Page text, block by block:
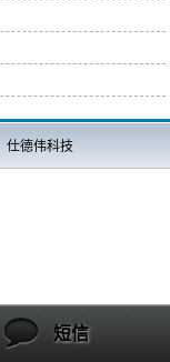
仕德伟科技
短信